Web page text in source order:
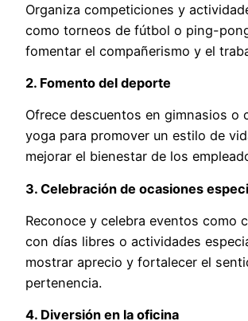
Organiza competiciones y
como torneos de fútbol o ping-
fomentar el compañerismo y el
2. Fomento del deporte
Ofrece descuentos en gimnasios o
yoga para promover un estilo de
mejorar el bienestar de los
3. Celebración de ocasiones
Reconoce y celebra eventos como
con días libres o actividades
mostrar aprecio y fortalecer el
pertenencia.
4. Diversión en la oficina